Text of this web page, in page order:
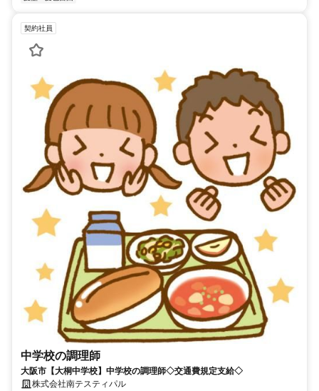
契約社員
中学校の調理師
大阪市【大桐中学校】中学校の調理師◇交通費規定支給◇
株式会社南テスティパル